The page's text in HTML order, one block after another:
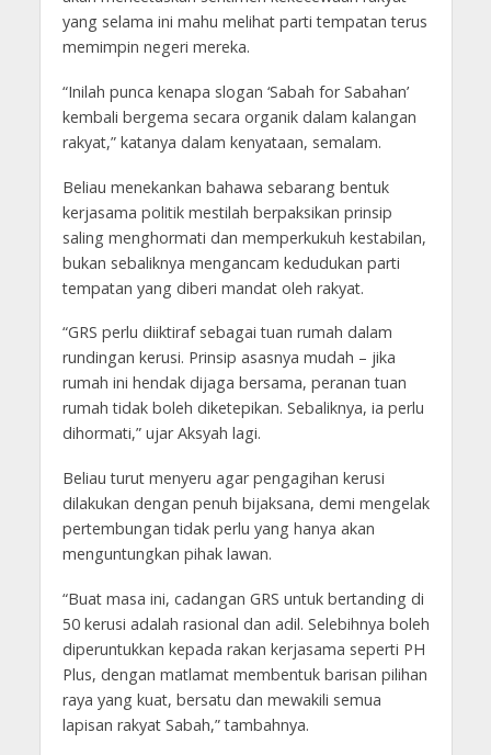
yang selama ini mahu melihat parti tempatan terus
memimpin negeri mereka.
“Inilah punca kenapa slogan ‘Sabah for Sabahan’
kembali bergema secara organik dalam kalangan
rakyat,” katanya dalam kenyataan, semalam.
Beliau menekankan bahawa sebarang bentuk
kerjasama politik mestilah berpaksikan prinsip
saling menghormati dan memperkukuh kestabilan,
bukan sebaliknya mengancam kedudukan parti
tempatan yang diberi mandat oleh rakyat.
“GRS perlu diiktiraf sebagai tuan rumah dalam
rundingan kerusi. Prinsip asasnya mudah – jika
rumah ini hendak dijaga bersama, peranan tuan
rumah tidak boleh diketepikan. Sebaliknya, ia perlu
dihormati,” ujar Aksyah lagi.
Beliau turut menyeru agar pengagihan kerusi
dilakukan dengan penuh bijaksana, demi mengelak
pertembungan tidak perlu yang hanya akan
menguntungkan pihak lawan.
“Buat masa ini, cadangan GRS untuk bertanding di
50 kerusi adalah rasional dan adil. Selebihnya boleh
diperuntukkan kepada rakan kerjasama seperti PH
Plus, dengan matlamat membentuk barisan pilihan
raya yang kuat, bersatu dan mewakili semua
lapisan rakyat Sabah,” tambahnya.